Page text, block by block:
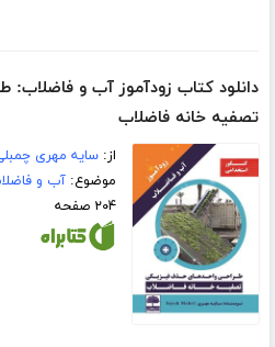
دانلود کتاب زودآموز آب و
تصفیه خانه فاضلاب
از:سایه مهری
موضوع:آب و
۲۰۴ صفحه